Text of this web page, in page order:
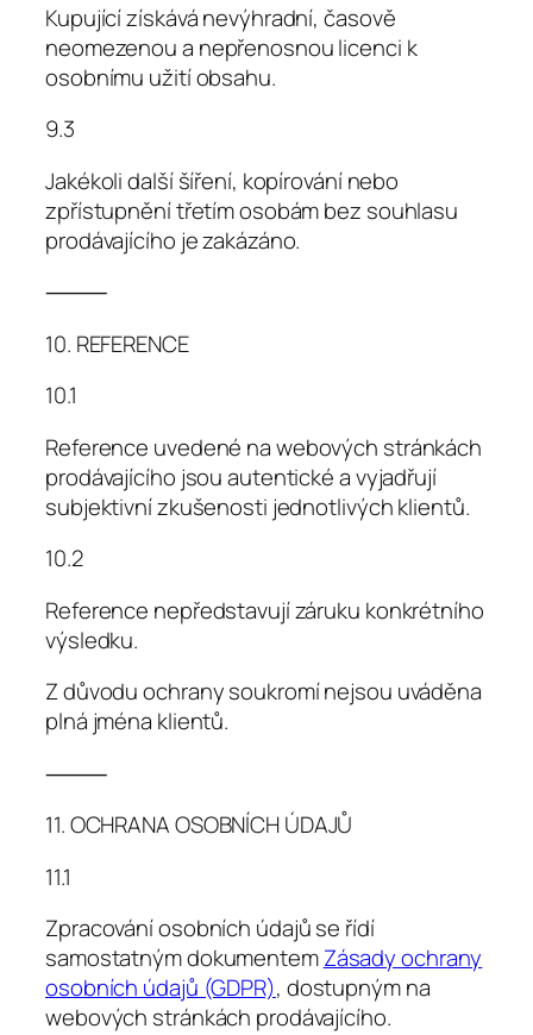
Kupující získává nevýhradní, časově
neomezenou a nepřenosnou licenci k
osobnímu užití obsahu.
9.3
Jakékoli další šíření, kopírování nebo
zpřístupnění třetím osobám bez souhlasu
prodávajícího je zakázáno.
⸻
10. REFERENCE
10.1
Reference uvedené na webových stránkách
prodávajícího jsou autentické a vyjadřují
subjektivní zkušenosti jednotlivých klientů.
10.2
Reference nepředstavují záruku konkrétního
výsledku.
Z důvodu ochrany soukromí nejsou uváděna
plná jména klientů.
⸻
11. OCHRANA OSOBNÍCH ÚDAJŮ
11.1
Zpracování osobních údajů se řídí
samostatným dokumentemZásady ochrany
osobních údajů (GDPR), dostupným na
webových stránkách prodávajícího.